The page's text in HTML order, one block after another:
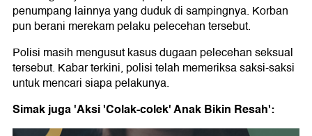
penumpang lainnya yang duduk di sampingnya. Korban
pun berani merekam pelaku pelecehan tersebut.
Polisi masih mengusut kasus dugaan pelecehan seksual
tersebut. Kabar terkini, polisi telah memeriksa saksi-saksi
untuk mencari siapa pelakunya.
Simak juga 'Aksi 'Colak-colek' Anak Bikin Resah':